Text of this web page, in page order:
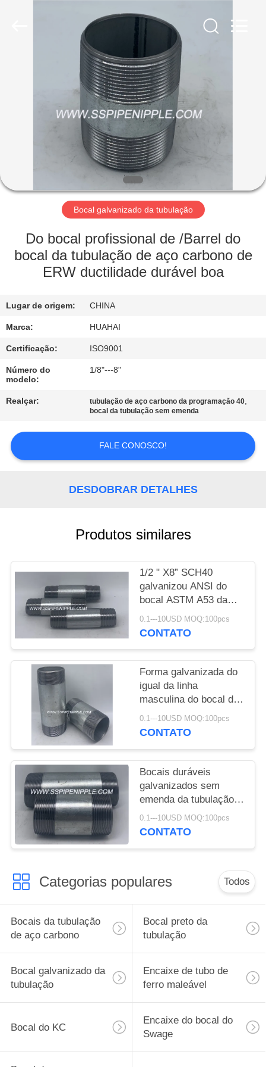
PRODUTOS
EXCURSÃO
FÁBRICA
CONTROLE
QUALIDADE
CONTACTE-
NOS
PEÇA
CITAÇÕES
PRIVACY
POLICY
Bocal galvanizado da tubulação
Do bocal profissional de /Barrel do
bocal da tubulação de aço carbono de
ERW ductilidade durável boa
Lugar de origem: CHINA
Marca: HUAHAI
Certificação: ISO9001
Número do
modelo:
1/8"---8"
Realçar: tubulação de aço carbono da programação 40,
bocal da tubulação sem emenda
FALE CONOSCO!
DESDOBRAR DETALHES
Produtos similares
1/2 " X8” SCH40
galvanizou ANSI do
bocal ASTM A53 da
tubulação/ASME
B1.20.1
0.1---10USD MOQ:100pcs
CONTATO
Forma galvanizada do
igual da linha
masculina do bocal da
tubulação de aço de
tamanho padrão
0.1---10USD MOQ:100pcs
CONTATO
Bocais duráveis
galvanizados sem
emenda da tubulação
de aço carbono do
bocal da tubulação
0.1---10USD MOQ:100pcs
CONTATO
Categorias populares Todos
Bocais da tubulação
de aço carbono
Bocal preto da
tubulação
Bocal galvanizado da
tubulação
Encaixe de tubo de
ferro maleável
Bocal do KC
Encaixe do bocal do
Swage